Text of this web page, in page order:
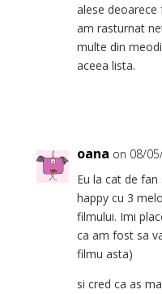
alese deoarece
am rasturnat
multe din
aceea lista.
oana on 08/
Eu la cat de
happy cu 3
filmului. Imi
ca am fost sa
filmu asta)
si cred ca as